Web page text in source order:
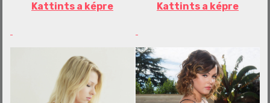
Kattints a képre Kattints a képre